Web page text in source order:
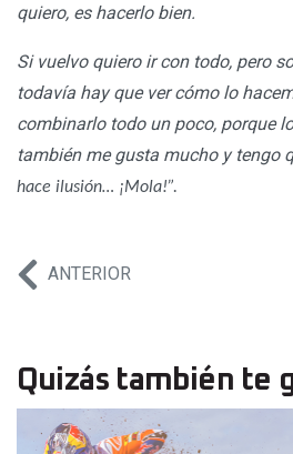
quiero, es hacerlo bien.
Si vuelvo quiero ir con todo, pero
todavía hay que ver cómo lo
combinarlo todo un poco, porque
también me gusta mucho y tengo
hace ilusión… ¡Mola!”.
ANTERIOR
Quizás también te